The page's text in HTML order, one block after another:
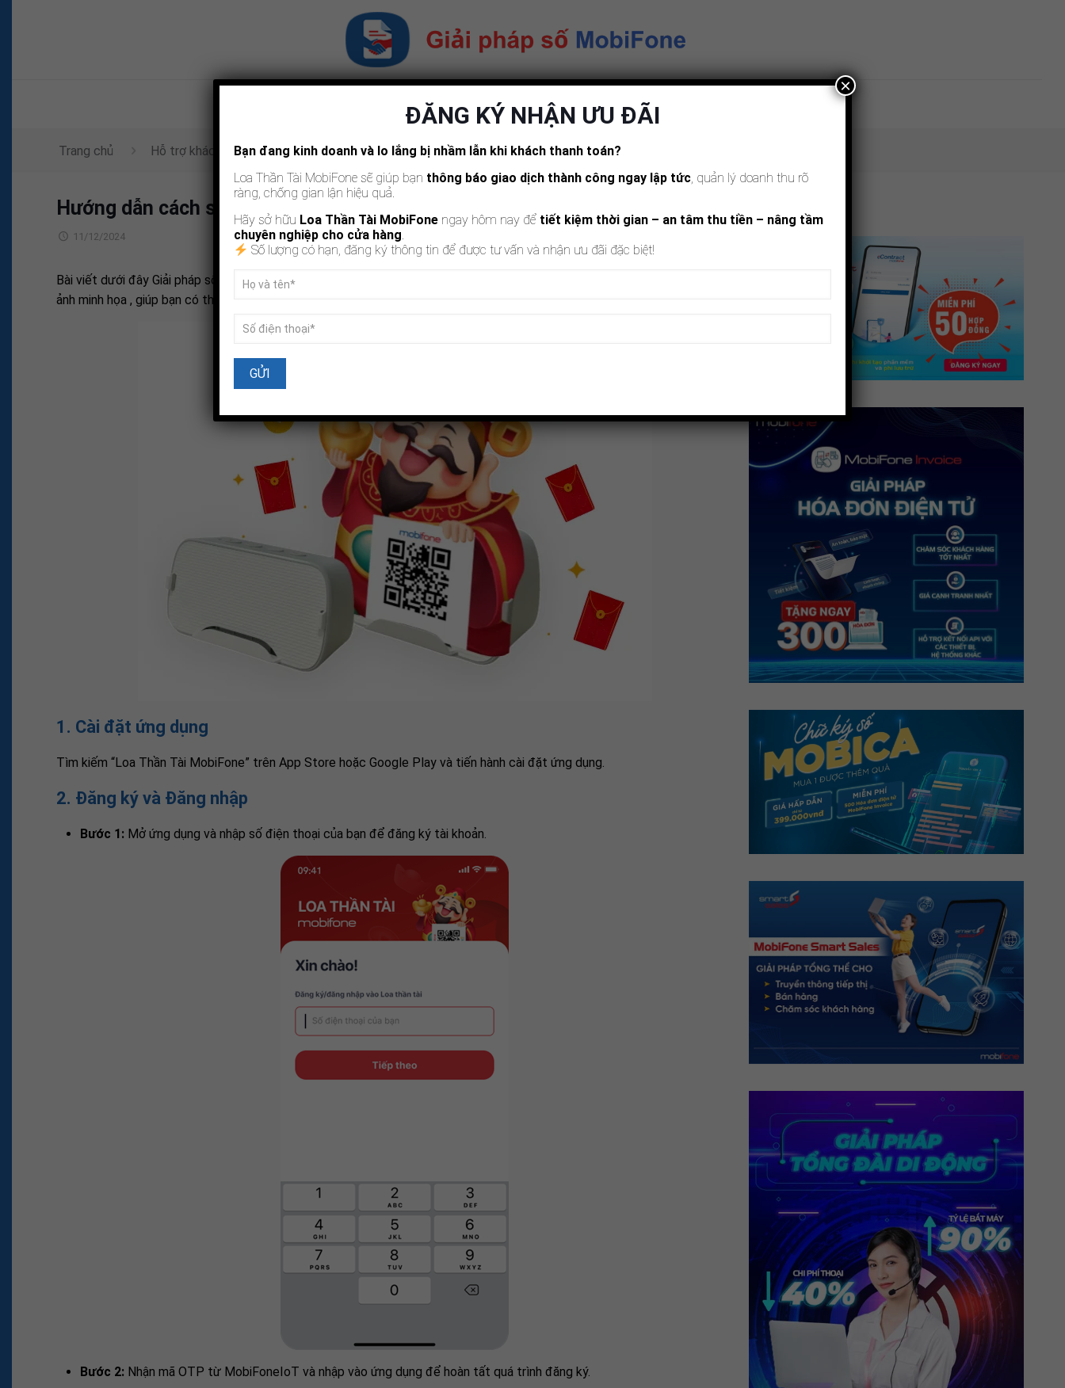
Sản phẩm Kiến thức Tin tức
Trang chủ Hỗ trợ khách hàng Hướng dẫn cách sử dụng ứng dụng loa thần tài MobiFone
Hướng dẫn cách sử dụng ứng dụng loa thần tài MobiFone
11/12/2024
Bài viết dưới đây Giải pháp số Hà Nội sẽ hướng dẫn
ảnh minh họa , giúp bạn có thể sử dụng 1 cách dễ dàng . Cùng tìm hiểu nhé !
1. Cài đặt ứng dụng
Tìm kiếm “Loa Thần Tài MobiFone” trên App Store hoặc Google Play và tiến hành cài đặt ứng dụng.
2. Đăng ký và Đăng nhập
Bước 1: Mở ứng dụng và nhập số điện thoại của bạn để đăng ký tài khoản.
Bước 2: Nhận mã OTP từ MobiFoneIoT và nhập vào ứng dụng để hoàn tất quá trình đăng ký.
ĐĂNG KÝ NHẬN ƯU ĐÃI
Bạn đang kinh doanh và lo lắng bị nhầm lẫn khi khách thanh toán?
Loa Thần Tài MobiFone sẽ giúp bạn thông báo giao dịch thành công ngay lập tức, quản lý doanh thu rõ
ràng, chống gian lận hiệu quả.
Hãy sở hữu Loa Thần Tài MobiFonengay hôm nay để tiết kiệm thời gian – an tâm thu tiền – nâng tầm
chuyên nghiệp cho cửa hàng.
Số lượng có hạn, đăng ký thông tin để được tư vấn và nhận ưu đãi đặc biệt!
×